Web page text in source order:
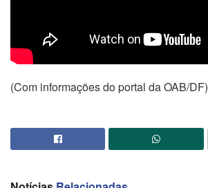
(Com informações do portal da OAB/DF)